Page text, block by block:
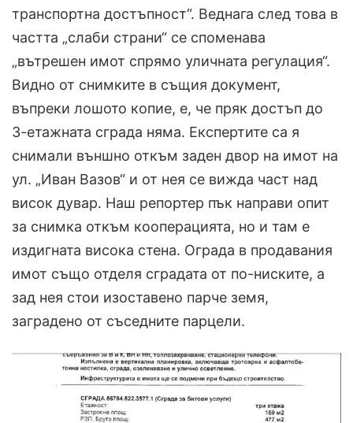
транспортна достъпност“. Веднага след това в
частта „слаби страни“ се споменава
„вътрешен имот спрямо уличната регулация“.
Видно от снимките в същия документ,
въпреки лошото копие, е, че пряк достъп до
3-етажната сграда няма. Експертите са я
снимали външно откъм заден двор на имот на
ул. „Иван Вазов“ и от нея се вижда част над
висок дувар. Наш репортер пък направи опит
за снимка откъм кооперацията, но и там е
издигната висока стена. Ограда в продавания
имот също отделя сградата от по-ниските, а
зад нея стои изоставено парче земя,
заградено от съседните парцели.